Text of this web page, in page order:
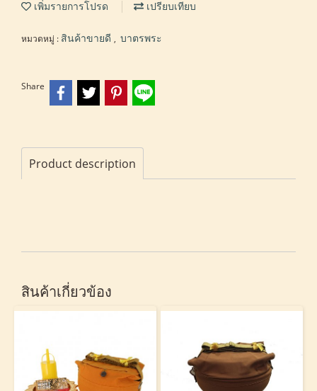
เพิ่มรายการโปรด เปรียบเทียบ
หมวดหมู่ : สินค้าขายดี , บาตรพระ
Share
Product description
สินค้าเกี่ยวข้อง